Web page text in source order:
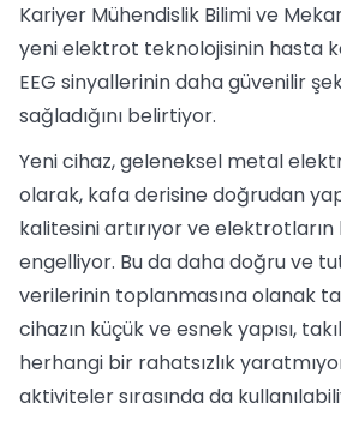
Kariyer Mühendislik Bilimi ve
yeni elektrot teknolojisinin hasta
EEG sinyallerinin daha güvenilir
sağladığını belirtiyor.
Yeni cihaz, geleneksel metal
olarak, kafa derisine doğrudan
kalitesini artırıyor ve
engelliyor. Bu da daha doğru ve
verilerinin toplanmasına olanak
cihazın küçük ve esnek yapısı,
herhangi bir rahatsızlık
aktiviteler sırasında da